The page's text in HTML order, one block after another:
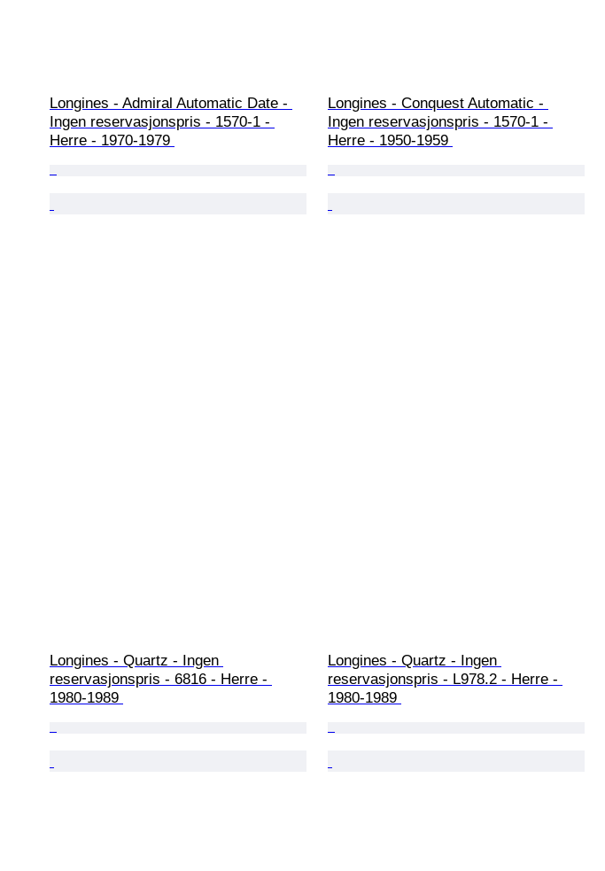
Longines - Admiral Automatic Date -
Ingen reservasjonspris - 1570-1 -
Herre - 1970-1979
Longines - Conquest Automatic -
Ingen reservasjonspris - 1570-1 -
Herre - 1950-1959
Longines - Quartz - Ingen
reservasjonspris - 6816 - Herre -
1980-1989
Longines - Quartz - Ingen
reservasjonspris - L978.2 - Herre -
1980-1989